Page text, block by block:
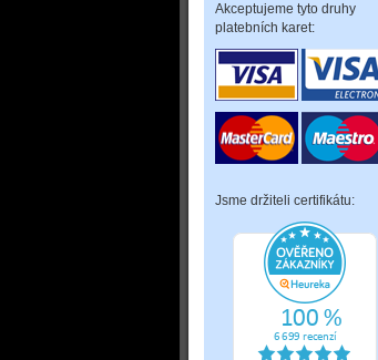
Akceptujeme tyto druhy
platebních karet:
Jsme držiteli certifikátu: